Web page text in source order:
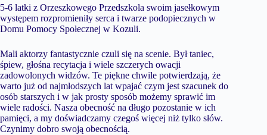
5-6 latki z Orzeszkowego Przedszkola swoim jasełkowym
występem rozpromieniły serca i twarze podopiecznych w
Domu Pomocy Społecznej w Kozuli.
Mali aktorzy fantastycznie czuli się na scenie. Był taniec,
śpiew, głośna recytacja i wiele szczerych owacji
zadowolonych widzów. Te piękne chwile potwierdzają, że
warto już od najmłodszych lat wpajać czym jest szacunek do
osób starszych i w jak prosty sposób możemy sprawić im
wiele radości. Nasza obecność na długo pozostanie w ich
pamięci, a my doświadczamy czegoś więcej niż tylko słów.
Czynimy dobro swoją obecnością.